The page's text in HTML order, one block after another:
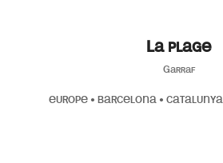
La plage
Garraf
EUROPE• BARCELONA • CATALUNYA